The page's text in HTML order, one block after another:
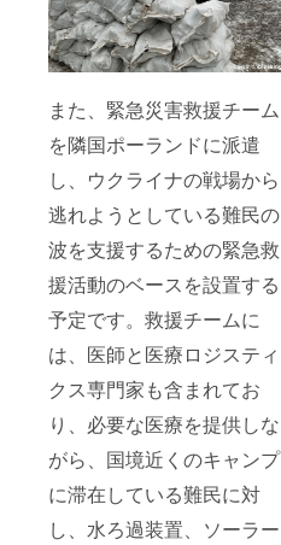
また、緊急災害救援チーム
を隣国ポーランドに派遣
し、ウクライナの戦場から
逃れようとしている難民の
波を支援するための緊急救
援活動のベースを設置する
予定です。救援チームに
は、医師と医療ロジスティ
クス専門家も含まれてお
り、必要な医療を提供しな
がら、国境近くのキャンプ
に滞在している難民に対
し、水ろ過装置、ソーラー